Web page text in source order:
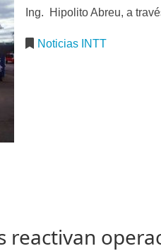
Ing. Hipolito Abreu, a
Noticias INTT
reactivan